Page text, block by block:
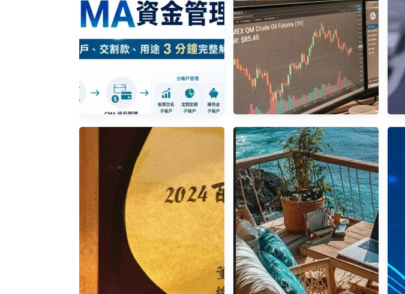
永豐金證券 CMA 資金管理帳
戶是什麼？分帳戶、交割款與
用途 3 分鐘完整解析
原油期貨怎麼玩？CL、QM、
MCL 規格全解析：做空 1 口要
準備多少保證金？